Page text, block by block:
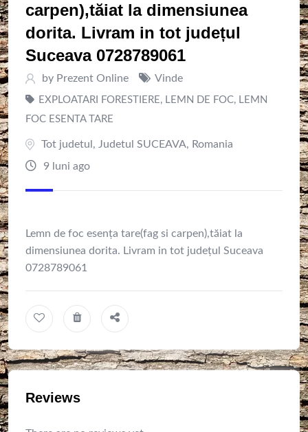
carpen),tăiat la dimensiunea
dorita. Livram in tot județul
Suceava 0728789061
by Prezent Online Vinde
EXPLOATARI FORESTIERE, LEMN DE FOC, LEMN
FOC ESENTA TARE
Tot judetul , Judetul SUCEAVA, Romania
9 luni ago
Lemn de foc esența tare(fag si carpen),tăiat la
dimensiunea dorita. Livram in tot județul Suceava
0728789061
Reviews